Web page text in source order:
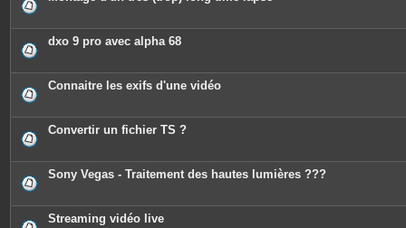
dxo 9 pro avec alpha 68
Connaitre les exifs d'une vidéo
Convertir un fichier TS ?
Sony Vegas - Traitement des hautes lumières ???
Streaming vidéo live